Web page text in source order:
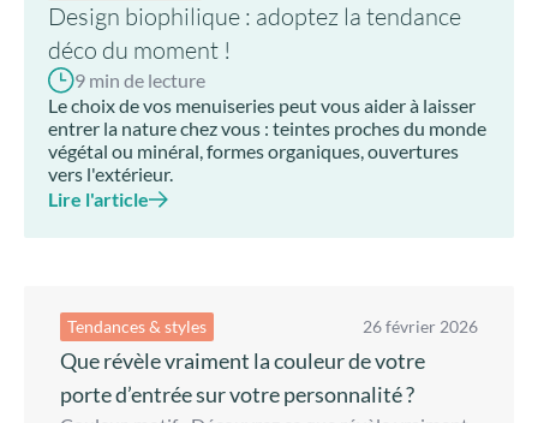
Design biophilique : adoptez la tendance
déco du moment !
9 min de lecture
Le choix de vos menuiseries peut vous aider à laisser
entrer la nature chez vous : teintes proches du monde
végétal ou minéral, formes organiques, ouvertures
vers l'extérieur.
Lire l'article
Tendances & styles 26 février 2026
Que révèle vraiment la couleur de votre
porte d’entrée sur votre personnalité ?